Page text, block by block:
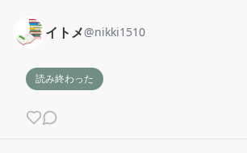
イトメ@nikki1510
読み終わった